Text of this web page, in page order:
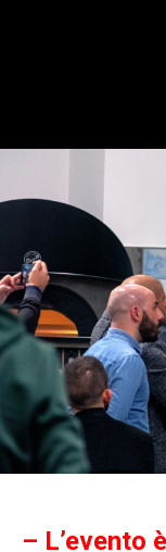
– L’evento